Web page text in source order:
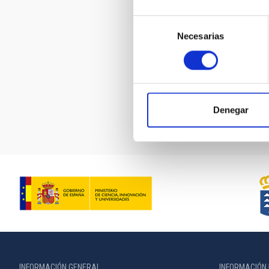
consentimiento
Necesarias
Denegar
INFORMACIÓN GENERAL INFORMACIÓN